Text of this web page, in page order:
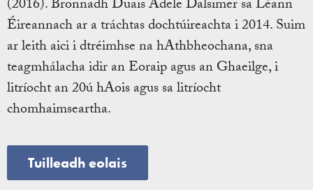
(2016). Bronnadh Duais Adele Dalsimer sa Léann
Éireannach ar a tráchtas dochtúireachta i 2014. Suim
ar leith aici i dtréimhse na hAthbheochana, sna
teagmhálacha idir an Eoraip agus an Ghaeilge, i
litríocht an 20ú hAois agus sa litríocht
chomhaimseartha.
Tuilleadh eolais